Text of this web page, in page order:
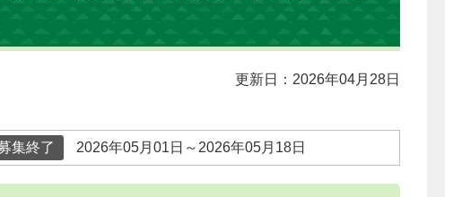
更新日：2026年04月28日
集終了 2026年05月01日～2026年05月18日